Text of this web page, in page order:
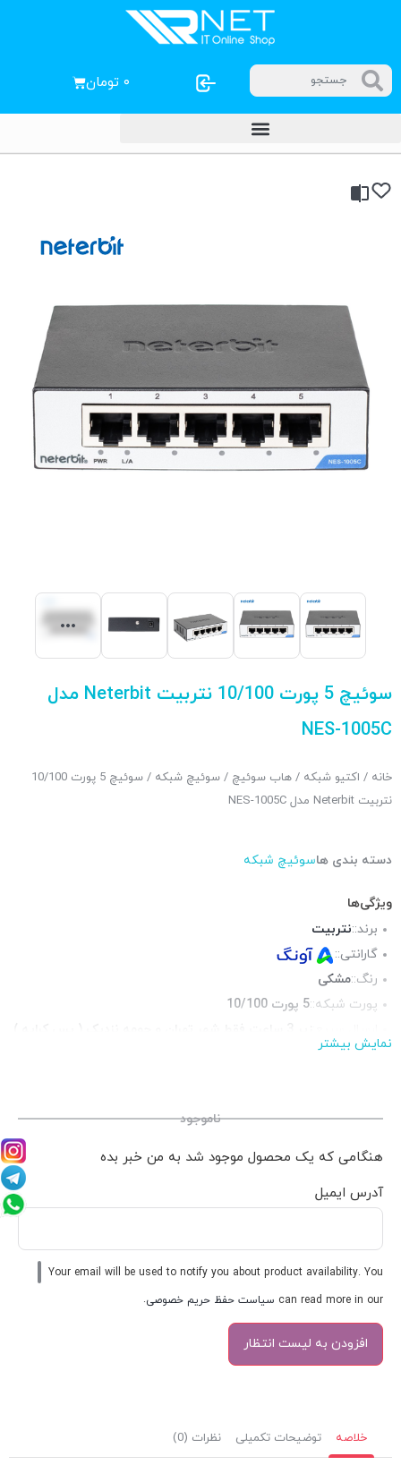
۰ تومان
سوئیچ 5 پورت 10/100 نتربیت Neterbit مدل
NES-1005C
خانه / اکتیو شبکه / هاب سوئیچ / سوئیچ شبکه
/ سوئیچ 5 پورت 10/100
نتربیت Neterbit مدل NES-1005C
دسته بندی هاسوئیچ شبکه
ویژگی‌ها
برند::نتربیت
گارانتی::
رنگ::مشکی
پورت شبکه::5 پورت 10/100
جنس بدنه::
نمایش بیشتر
ناموجود
هنگامی که یک محصول موجود شد به من خبر بده
آدرس ایمیل
Your email will be used to notify you about product availability. You
can read more in our سیاست حفظ حریم خصوصی.
خلاصه توضیحات تکمیلی نظرات (0)